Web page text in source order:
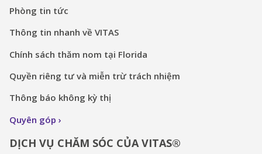
Phòng tin tức
Thông tin nhanh về VITAS
Chính sách thăm nom tại Florida
Quyền riêng tư và miễn trừ trách nhiệm
Thông báo không kỳ thị
Quyên góp
DỊCH VỤ CHĂM SÓC CỦA VITAS®